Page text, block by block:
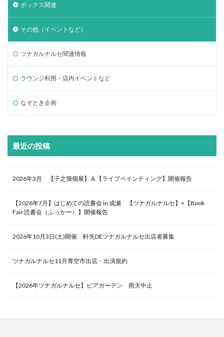
ボックス関連
その他（イベントなど）
ツナガルナルセ関連情報
ラウンジ利用・店内イベントなど
なぞとき企画
最近の投稿
2026年3月 【子之籏個展】＆【ライブペインティング】開催報告
【2026年7月】はじめての読書会 in 成瀬 【ツナガルナルセ】×【Book
Fair 読書会（ふっかー）】開催報告
2026年10月3日(土)開催 軒先DEツナガルナルセ出店者募集
ツナガルナルセ11月青空市出店・出演規約
【2026年ツナガルナルセ】ビアガーデン 雨天中止